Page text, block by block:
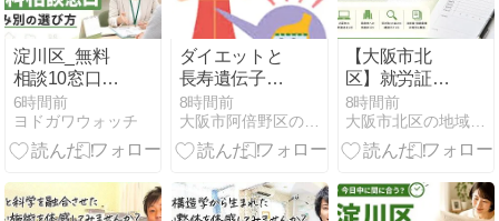
淀川区_無料
相談10窓口の
使い分けガイ
ド
6時間前
ヨドガワウォッチ
ダイエットと
長寿遺伝子
（サーチュイ
ン遺伝子）
8時間前
大阪市阿倍野区の漢方薬舗 長春堂ブログ
【大阪市北
区】就労証明
書の様式はど
こ？勤務先へ
の頼み方と確
8時間前